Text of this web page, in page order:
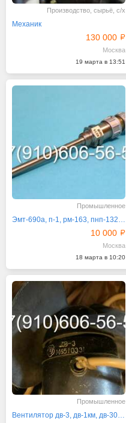
Производство, сырьё, с/х
Механик
130 000
Москва
19 марта в 13:51
Промышленное
Эмт-690а, п-1, рм-163, пнп-132б2
10 000
Москва
18 марта в 10:20
Промышленное
Вентилятор дв-3, дв-1км, дв-302т, 220во-6-2